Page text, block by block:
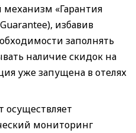
механизм «Гарантия
избавив
заполнять
наличие скидок на
уже запущена в отелях
мониторинг